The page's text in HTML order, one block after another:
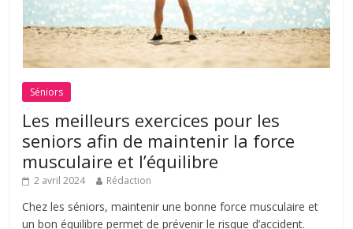
Séniors
Les meilleurs exercices pour les
seniors afin de maintenir la force
musculaire et l’équilibre
2 avril 2024 Rédaction
Chez les séniors, maintenir une bonne force musculaire et
un bon équilibre permet de prévenir le risque d’accident.